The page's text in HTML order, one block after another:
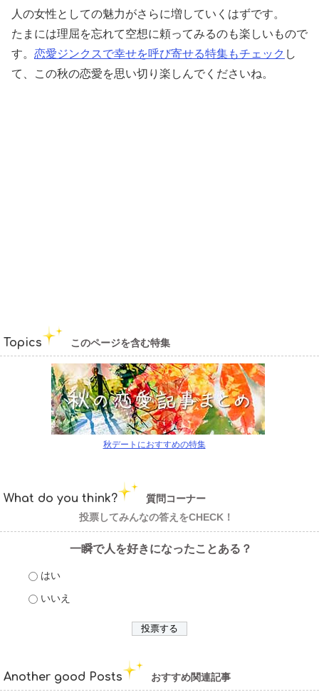
人の女性としての魅力がさらに増していくはずです。
たまには理屈を忘れて空想に頼ってみるのも楽しいもので
す。 恋愛ジンクスで幸せを呼び寄せる特集もチェック し
て、この秋の恋愛を思い切り楽しんでくださいね。
Topics このページを含む特集
秋デートにおすすめの特集
What do you think?
質問コーナー
投票してみんなの答えをCHECK！
一瞬で人を好きになったことある？
はい
いいえ
Another good Posts おすすめ関連記事